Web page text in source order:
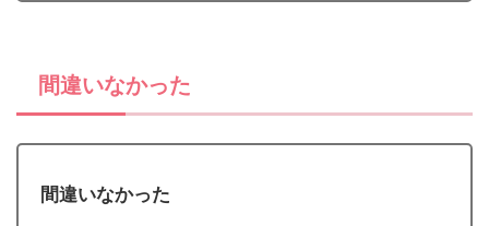
間違いなかった
間違いなかった